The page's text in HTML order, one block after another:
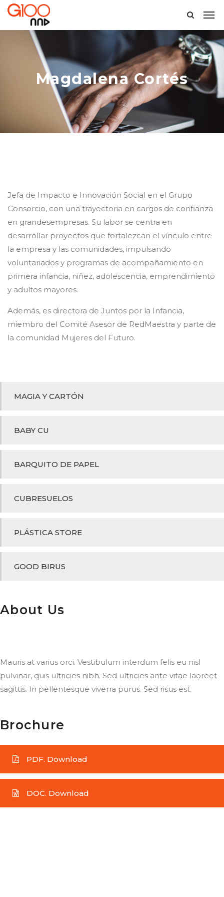
Magdalena Cortés
Jefa de Impacto e Innovación Social en el Grupo
Consorcio, con una trayectoria en cargos de confianza
en grandesempresas. Su labor se centra en
desarrollar proyectos que fortalezcan el vínculo entre
la empresa y las comunidades, impulsando
voluntariados y programas de acompañamiento en
primera infancia, niñez, adolescencia, emprendimiento
y adultos mayores.
Además, es directora de Juntos por la Infancia,
miembro del Comité Asesor de RedMaestra y parte de
la comunidad Mujeres del Futuro.
MAGIA Y CARTÓN
BABY CU
BARQUITO DE PAPEL
CUBRESUELOS
PLÁSTICA STORE
GOOD BIRUS
About Us
Mauris at varius orci. Vestibulum interdum felis eu nisl
pulvinar, quis ultricies nibh. Sed ultricies ante vitae laoreet
sagittis. In pellentesque viverra purus. Sed risus est.
Brochure
PDF. Download
DOC. Download